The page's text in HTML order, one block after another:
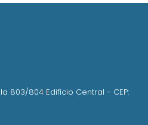
803/804 Edifício Central - CEP: